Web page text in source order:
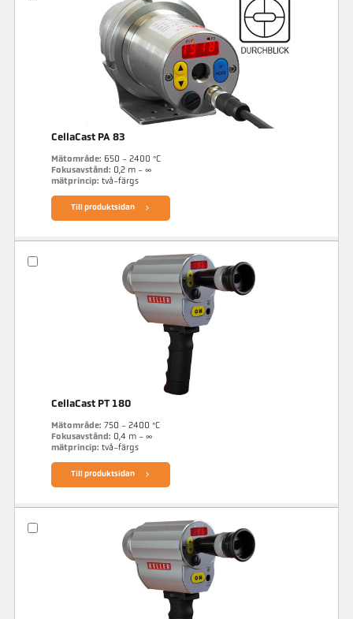
CellaCast PA 83
Mätområde: 650 - 2400 °C
Fokusavstånd: 0,2 m - ∞
mätprincip: två-färgs
Till produktsidan
CellaCast PT 180
Mätområde: 750 - 2400 °C
Fokusavstånd: 0,4 m - ∞
mätprincip: två-färgs
Till produktsidan